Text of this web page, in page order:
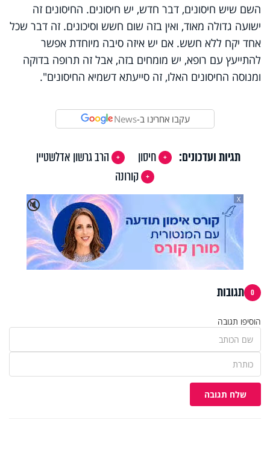
השם שיש חיסונים, דבר חדש, יש חיסונים. החיסונים זה
ישועה גדולה מאוד, ואין בזה שום חשש וסיכונים. זה דבר שכל
אחד יקח ללא חשש. אם יש איזה סיבה מיוחדת אפשר
להתייעץ עם רופא, יש מומחים בזה, אבל זה תרופה בדוקה
ומנוסה החיסונים האלו, זה סייעתא דשמיא החיסונים".
עקבו אחרינו ב-News
תגיות ועדכונים: חיסון
הרב גרשון אדלשטיין
קורונה
🔇
X
0 תגובות
הוסיפו תגובה
שלח תגובה